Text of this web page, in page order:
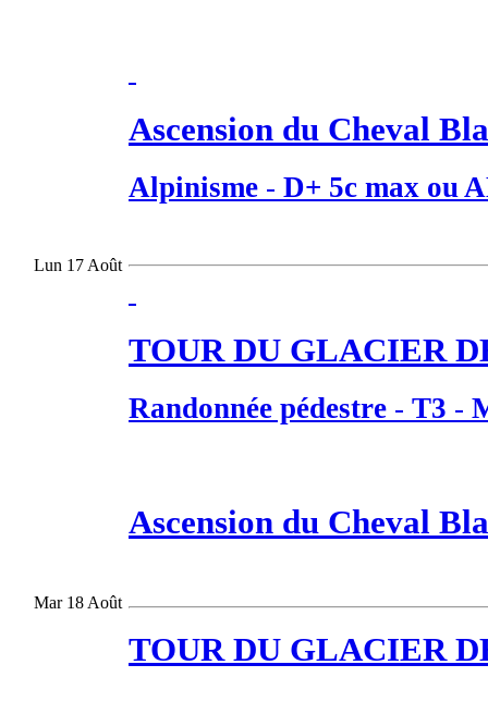
Lun 17 Août
Ascension du Cheval
Alpinisme - D+ 5c max ou
TOUR DU GLACIER
Randonnée pédestre - T3 -
Mar 18 Août
Ascension du Cheval
TOUR DU GLACIER